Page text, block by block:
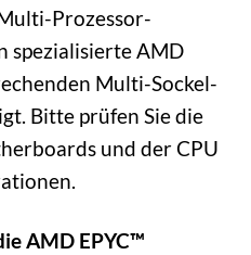
Prozessor-
spezialisierte AMD
Multi-Sockel-
Bitte prüfen Sie die
und der CPU
AMD EPYC™